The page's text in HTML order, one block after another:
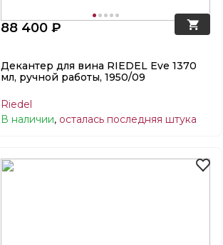
88 400 ₽
Декантер для вина RIEDEL Eve 1370
мл, ручной работы, 1950/09
Riedel
В наличии, осталась последняя штука